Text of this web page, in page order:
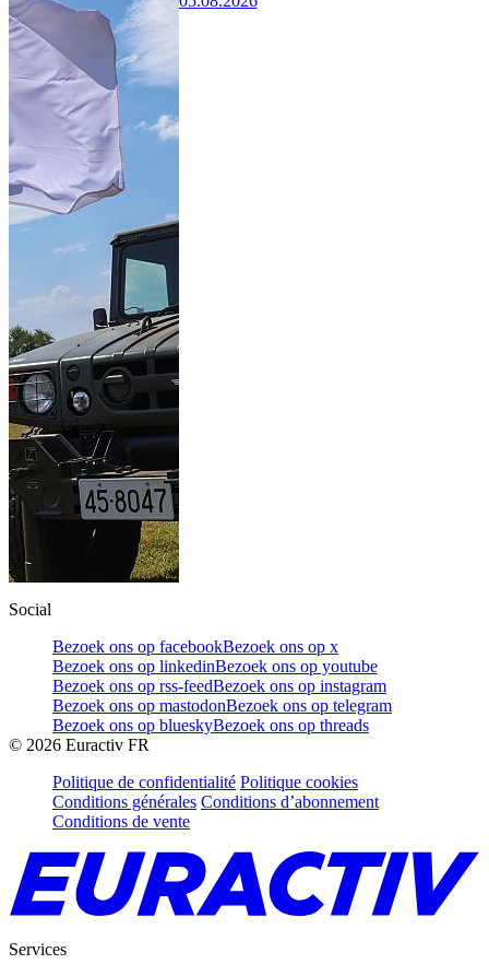
Social
Bezoek ons op facebookBezoek ons op x
Bezoek ons op linkedinBezoek ons op youtube
Bezoek ons op rss-feedBezoek ons op instagram
Bezoek ons op mastodonBezoek ons op telegram
Bezoek ons op blueskyBezoek ons op threads
© 2026 Euractiv FR
Politique de confidentialité Politique cookies
Conditions générales Conditions d’abonnement
Conditions de vente
Services